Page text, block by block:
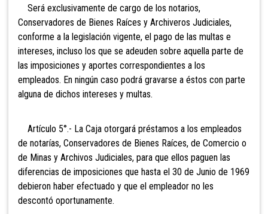
Será exclusivamente de cargo de los notarios,
Conservadores de Bienes Raíces y Archiveros Judiciales,
conforme a la legislación vigente, el pago de las multas e
intereses, incluso los que se adeuden sobre aquella parte de
las imposiciones y aportes correspondientes a los
empleados. En ningún caso podrá gravarse a éstos con parte
alguna de dichos intereses y multas.
Artículo 5°.- La Caja otorgará préstamos a los empleados
de notarías, Conservadores de Bienes Raíces, de Comercio o
de Minas y Archivos Judiciales, para que ellos paguen las
diferencias de imposiciones que hasta el 30 de Junio de 1969
debieron haber efectuado y que el empleador no les
descontó oportunamente.